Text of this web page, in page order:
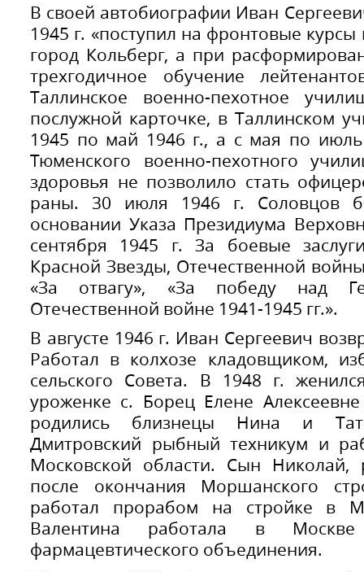
В своей автобиографии Иван
1945 г. «поступил на фронтовые
город Кольберг, а при
трехгодичное обучение
Таллинское военно-пехотное
послужной карточке, в Таллинском
1945 по май 1946 г., а с мая по
Тюменского военно-пехотного
здоровья не позволило стать
раны. 30 июля 1946 г. Соловцов
основании Указа Президиума
сентября 1945 г. За боевые
Красной Звезды, Отечественной
«За отвагу», «За победу над
Отечественной войне 1941-1945 гг.».
В августе 1946 г. Иван Сергеевич
Работал в колхозе кладовщиком,
сельского Совета. В 1948 г.
уроженке с. Борец Елене
родились близнецы Нина и
Дмитровский рыбный техникум и
Московской области. Сын
после окончания Моршанского
работал прорабом на стройке в
Валентина работала в Москве
фармацевтического объединения.